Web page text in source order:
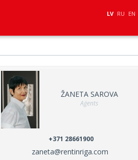
LV RU EN
ŽANETA SAROVA
Aģents
+371 28661900
zaneta@rentinriga.com